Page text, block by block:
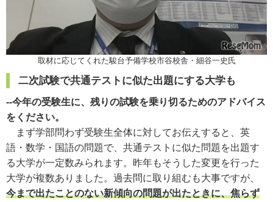
取材に応じてくれた駿台予備学校市谷校舎・細谷一史氏
二次試験で共通テストに似た出題にする大学も
--今年の受験生に、残りの試験を乗り切るためのアドバイス
をください。
まず学部問わず受験生全体に対してお伝えすると、英
語・数学・国語の問題で、共通テストに似た問題を出題す
る大学が一定数みられます。昨年もそうした変更を行った
大学が複数ありました。過去問に取り組むも大事ですが、
今まで出たことのない新傾向の問題が出たときに、焦らず